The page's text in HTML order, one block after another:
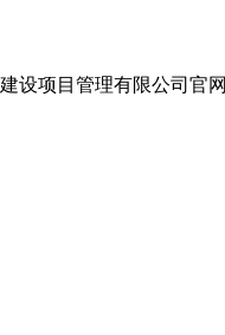
设项目管理有限公司官网